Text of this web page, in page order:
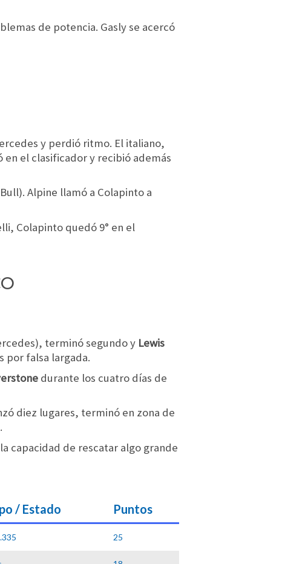
de potencia. Gasly se acercó
y perdió ritmo. El italiano,
el clasificador y recibió además
Alpine llamó a Colapinto a
Colapinto quedó 9° en el
terminó segundo y Lewis
por falsa largada.
durante los cuatro días de
diez lugares, terminó en zona de
capacidad de rescatar algo grande
/ Estado Puntos
25